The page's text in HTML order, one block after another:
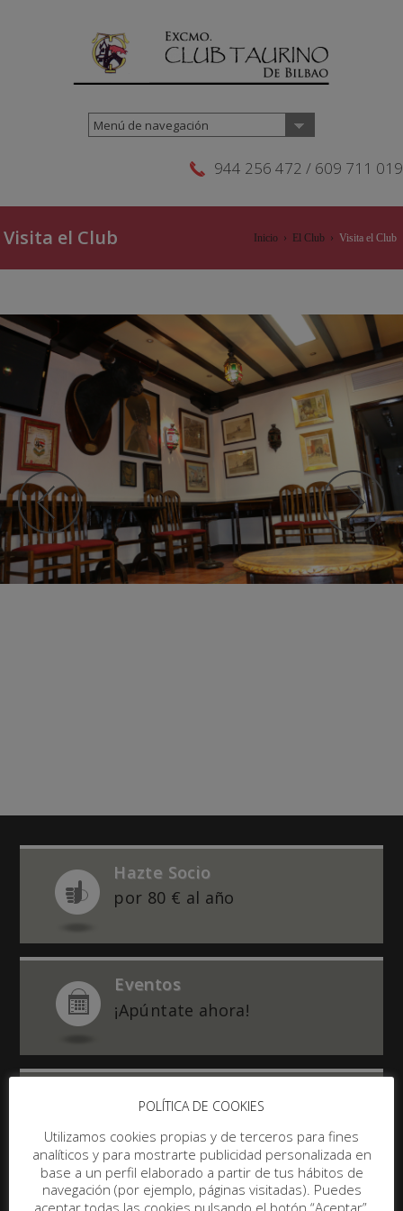
Menú de navegación
944 256 472 / 609 711 019
Visita el Club Inicio› El Club› Visita el Club
Hazte Socio
por 80 € al año
Eventos
¡Apúntate ahora!
¿Preguntas?
POLÍTICA DE COOKIES
Utilizamos cookies propias y de terceros para fines
analíticos y para mostrarte publicidad personalizada en
base a un perfil elaborado a partir de tus hábitos de
navegación (por ejemplo, páginas visitadas). Puedes